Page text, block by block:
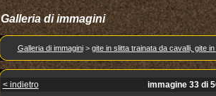
Galleria di immagini
Galleria di immagini> gite in slitta trainata da cavalli, gite
< indietro immagine 33 di